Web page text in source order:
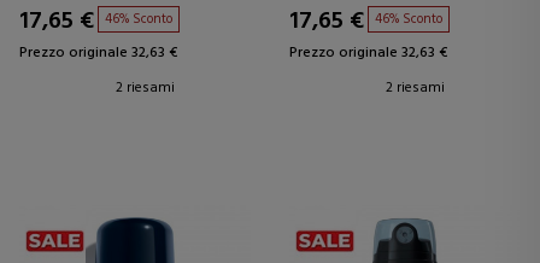
17,65 € 46% Sconto
Prezzo originale 32,63 €
2 riesami
17,65 € 46% Sconto
Prezzo originale 32,63 €
2 riesami